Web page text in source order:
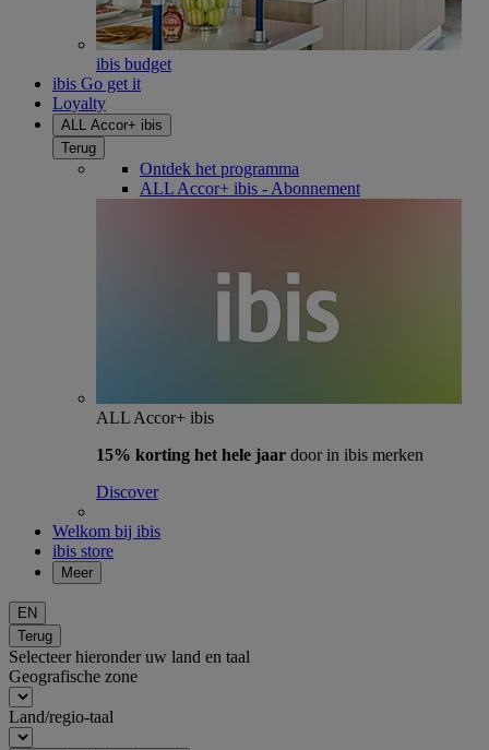
ibis budget
ibis Go get it
Loyalty
ALL Accor+ ibis
Terug
Ontdek het programma
ALL Accor+ ibis - Abonnement
ALL Accor+ ibis
15% korting het hele jaar door in ibis merken
Discover
Welkom bij ibis
ibis store
Meer
EN
Terug
Selecteer hieronder uw land en taal
Geografische zone
Land/regio-taal